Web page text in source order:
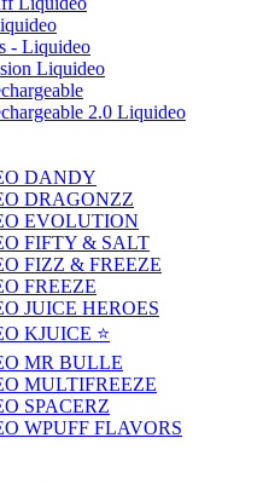
- Liquideo
Liquideo
2.0 Liquideo
DANDY
DRAGONZZ
EVOLUTION
FIFTY & SALT
FIZZ & FREEZE
FREEZE
JUICE HEROES
KJUICE ⭐️
MR BULLE
MULTIFREEZE
SPACERZ
WPUFF FLAVORS